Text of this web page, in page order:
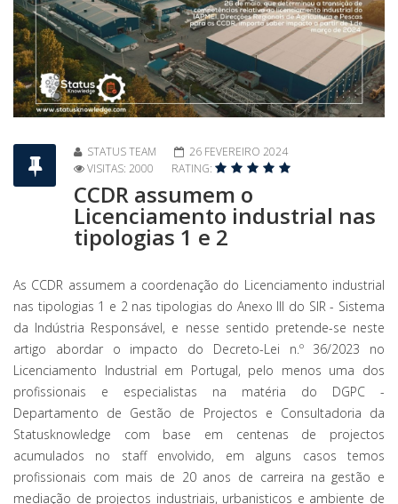
STATUS TEAM
26 FEVEREIRO 2024
VISITAS: 2000
RATING:
CCDR assumem o
Licenciamento industrial nas
tipologias 1 e 2
As CCDR assumem a coordenação do Licenciamento industrial
nas tipologias 1 e 2 nas tipologias do Anexo III do SIR - Sistema
da Indústria Responsável, e nesse sentido pretende-se neste
artigo abordar o impacto do Decreto-Lei n.º 36/2023 no
Licenciamento Industrial em Portugal, pelo menos uma dos
profissionais e especialistas na matéria do DGPC -
Departamento de Gestão de Projectos e Consultadoria da
Statusknowledge com base em centenas de projectos
acumulados no staff envolvido, em alguns casos temos
profissionais com mais de 20 anos de carreira na gestão e
mediação de projectos industriais, urbanisticos e ambiente de